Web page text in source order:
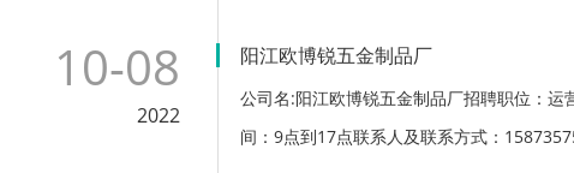
10-08
2022
阳江欧博锐五金制品厂
公司名:阳江欧博锐五金制品厂招聘职位：
间：9点到17点联系人及联系方式：